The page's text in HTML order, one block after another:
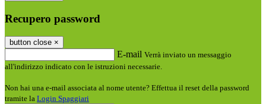
Recupero password
button close ×
E-mail Verrà inviato un messaggio
all'indirizzo indicato con le istruzioni necessarie.
Non hai una e-mail associata al nome utente? Effettua il reset della password
tramite la Login Spaggiari